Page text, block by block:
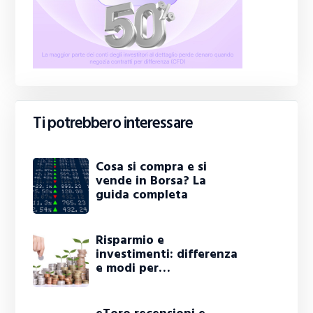
Ti potrebbero interessare
Cosa si compra e si
vende in Borsa? La
guida completa
Risparmio e
investimenti: differenza
e modi per…